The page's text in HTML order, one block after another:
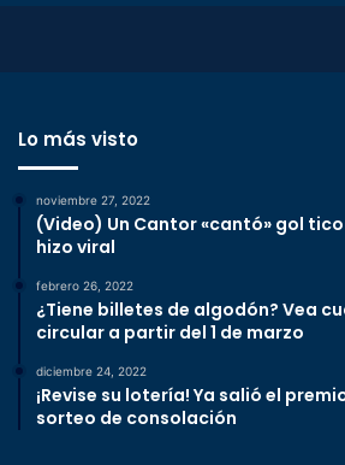
Lo más visto
noviembre 27, 2022
(Video) Un Cantor «cantó» gol
hizo viral
febrero 26, 2022
¿Tiene billetes de algodón? Vea
circular a partir del 1 de marzo
diciembre 24, 2022
¡Revise su lotería! Ya salió el
sorteo de consolación